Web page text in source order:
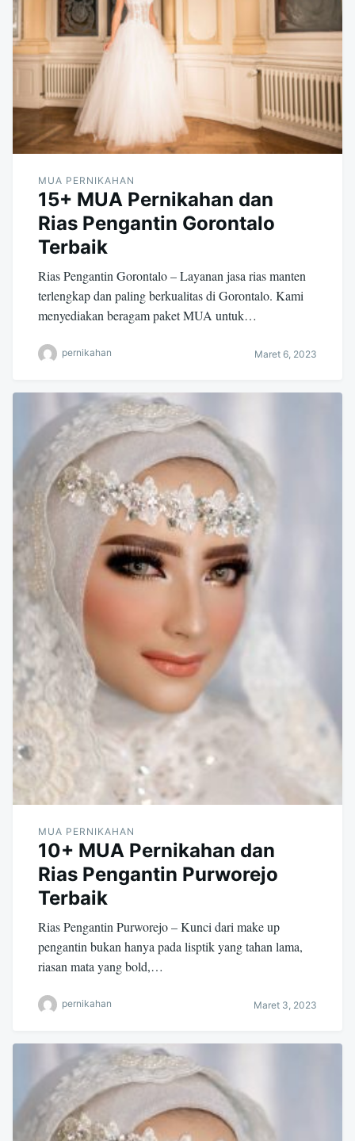
MUA PERNIKAHAN
15+ MUA Pernikahan dan
Rias Pengantin Gorontalo
Terbaik
Rias Pengantin Gorontalo – Layanan jasa rias manten
terlengkap dan paling berkualitas di Gorontalo. Kami
menyediakan beragam paket MUA untuk…
pernikahan Maret 6, 2023
MUA PERNIKAHAN
10+ MUA Pernikahan dan
Rias Pengantin Purworejo
Terbaik
Rias Pengantin Purworejo – Kunci dari make up
pengantin bukan hanya pada lisptik yang tahan lama,
riasan mata yang bold,…
pernikahan Maret 3, 2023